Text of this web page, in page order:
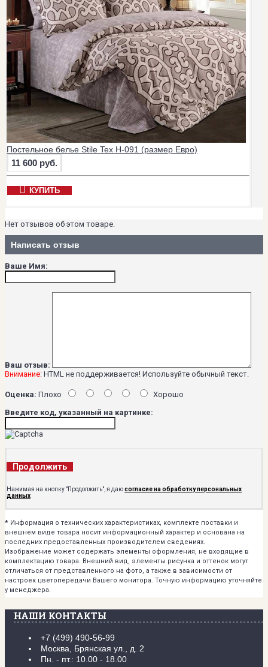
Постельное белье Stile Tex H-091 (размер Евро)
11 600 руб.
КУПИТЬ
Нет отзывов об этом товаре.
Написать отзыв
Ваше Имя:
Ваш отзыв:
Внимание: HTML не поддерживается! Используйте обычный текст.
Оценка: Плохо
Хорошо
Введите код, указанный на картинке:
Продолжить
Нажимая на кнопку "Продолжить", я даюсогласие на обработку персональных
данных
* Информация о технических характеристиках, комплекте поставки и
внешнем виде товара носит информационный характер и основана на
последних предоставленных производителем сведениях.
Изображение может содержать элементы оформления, не входящие в
комплектацию товара. Внешний вид, элементы рисунка и оттенок могут
отличаться от представленного на фото, а также в зависимости от
настроек цветопередачи Вашего монитора. Точную информацию уточняйте
у менеджера.
НАШИ КОНТАКТЫ
+7 (499) 490-56-99
Москва, Брянская ул., д. 2
Пн. - пт.: 10.00 - 18.00